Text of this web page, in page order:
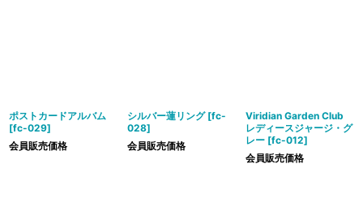
ポストカードアルバム
[fc-029]
会員販売価格
シルバー蓮リング [fc-
028]
会員販売価格
Viridian Garden Club
レディースジャージ・グ
レー [fc-012]
会員販売価格